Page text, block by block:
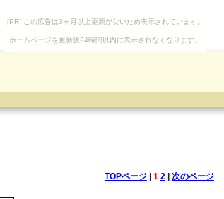
[PR] この広告は3ヶ月以上更新がないため表示されています。
ホームページを更新後24時間以内に表示されなくなります。
TOPページ| 1 2| 次のページ